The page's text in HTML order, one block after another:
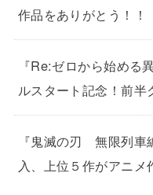
作品をありがとう！！
『Re:ゼロから始め
ルスタート記念！前半
『鬼滅の刃 無限列車
入、上位５作がアニメ